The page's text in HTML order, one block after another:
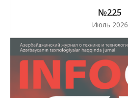
№225
Июль 2026